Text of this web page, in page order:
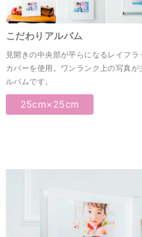
こだわりアルバム
見開きの中央部が平らになるレイフ
カバーを使用。ワンランク上の写真
ルバムです。
25cm×25cm